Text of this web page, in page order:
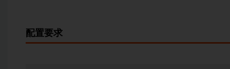
配置要求